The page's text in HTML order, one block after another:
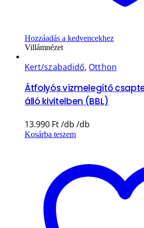
Hozzáadás a kedvencekhez
Villámnézet
Kert/szabadidő, Otthon
Átfolyós vízmelegítő
álló kivitelben (BBL)
13.990 Ft
Kosárba teszem